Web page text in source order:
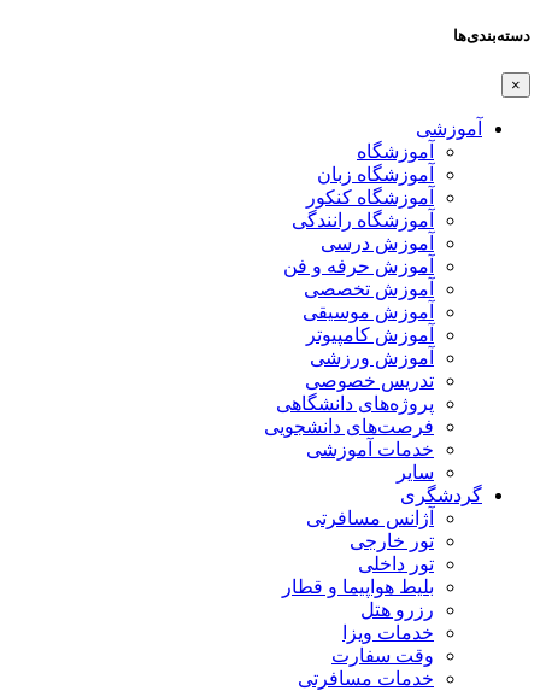
دسته‌بندی‌ها
×
آموزشی
آموزشگاه
آموزشگاه زبان
آموزشگاه کنکور
آموزشگاه رانندگی
آموزش درسی
آموزش حرفه و فن
آموزش تخصصی
آموزش موسیقی
آموزش کامپیوتر
آموزش ورزشی
تدریس خصوصی
پروژه‌های دانشگاهی
فرصت‌های دانشجویی
خدمات آموزشی
سایر
گردشگری
آژانس مسافرتی
تور خارجی
تور داخلی
بلیط هواپیما و قطار
رزرو هتل
خدمات ویزا
وقت سفارت
خدمات مسافرتی